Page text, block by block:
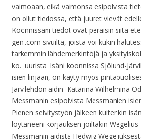
vaimoaan, eikä vaimonsa esipolvista
on ollut tiedossa, että juuret vievät
Koonnissani tiedot ovat peräisin siitä
geni.com sivuilta, joista voi kukin
tarkemmin lähdemerkintöjä ja
ko. juurista. Isäni koonnissa Sjölund-
isien linjaan, on käyty myös
Järvilehdon äidin Katarina Wilhelmina
Messmanin esipolvista Messmanien
Pienen selvitystyön jälkeen kuitenkin
löytäneeni korjauksen joiltakin
Messmanin äidistä Hedwig